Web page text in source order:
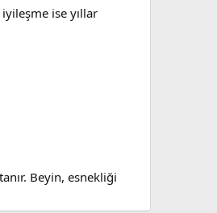
ise yıllar
Beyin, esnekliği